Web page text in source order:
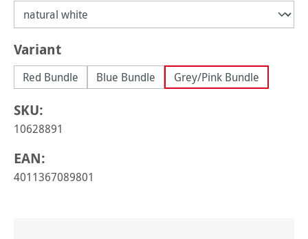
Sélectionnez
Variant
Red Bundle Blue Bundle Grey/Pink Bundle
SKU:
10628891
EAN:
4011367089801